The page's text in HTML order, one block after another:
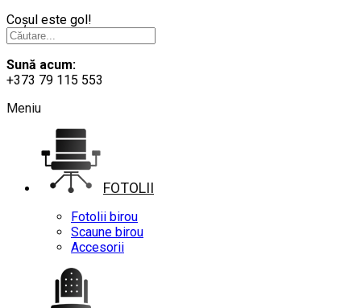
Coșul este gol!
Sună acum:
+373 79 115 553
Meniu
FOTOLII
Fotolii birou
Scaune birou
Accesorii